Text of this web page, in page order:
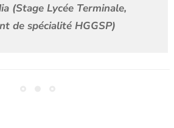
(Stage Lycée Terminale,
de spécialité HGGSP)